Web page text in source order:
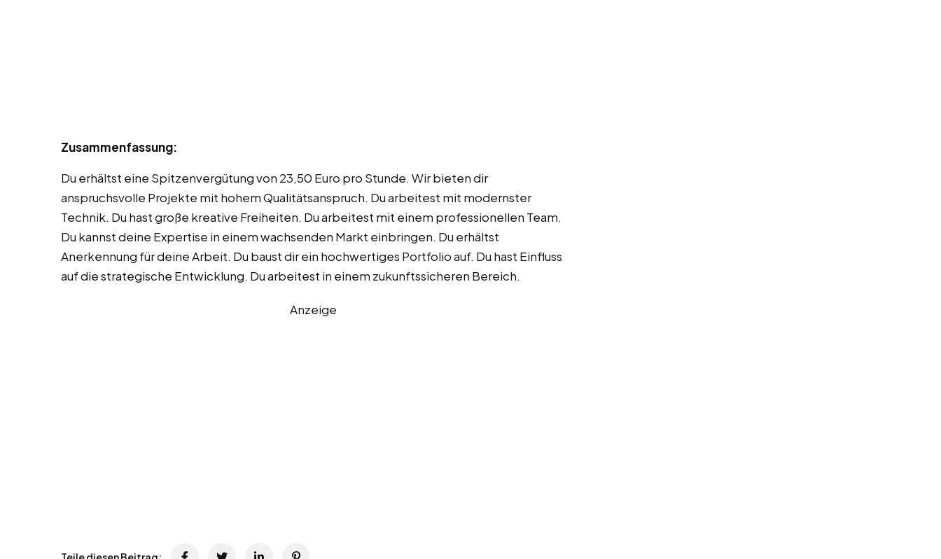
Zusammenfassung:
Du erhältst eine Spitzenvergütung von 23,50 Euro pro Stunde. Wir bieten dir
anspruchsvolle Projekte mit hohem Qualitätsanspruch. Du arbeitest mit modernster
Technik. Du hast große kreative Freiheiten. Du arbeitest mit einem professionellen Team.
Du kannst deine Expertise in einem wachsenden Markt einbringen. Du erhältst
Anerkennung für deine Arbeit. Du baust dir ein hochwertiges Portfolio auf. Du hast Einfluss
auf die strategische Entwicklung. Du arbeitest in einem zukunftssicheren Bereich.
Anzeige